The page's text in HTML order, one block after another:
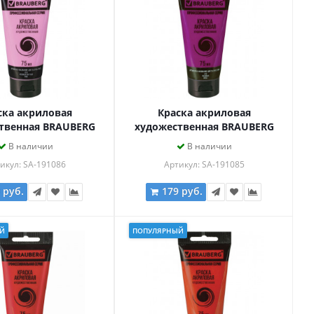
акриловая
BRAUBERG
туба 75мл,
В наличии
SA-191086
руб.
Краска акриловая
художественная BRAUBERG
ART CLASSIC, туба 75мл,
В наличии
Артикул: SA-191085
179 руб.
ПОПУЛЯРНЫЙ